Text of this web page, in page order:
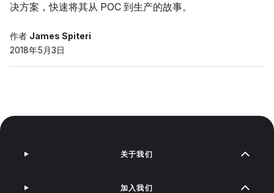
决方案，快速将其从 POC 到生产的故事。
作者 James Spiteri
2018年5月3日
关于我们
加入我们